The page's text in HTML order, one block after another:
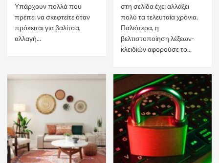
Υπάρχουν πολλά που
πρέπει να σκεφτείτε όταν
πρόκειται για βαλίτσα,
αλλαγή...
στη σελίδα έχει αλλάξει
πολύ τα τελευταία χρόνια.
Παλιότερα, η
βελτιστοποίηση λέξεων-
κλειδιών αφορούσε το...